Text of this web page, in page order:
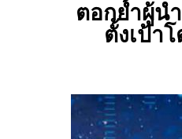
ตอกย้ำผู้น
ตั้งเป้า